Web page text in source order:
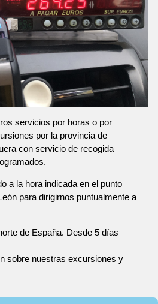
servicios por horas o por
por la provincia de
con servicio de recogida
a la hora indicada en el punto
para dirigirnos puntualmente a
de España. Desde 5 días
sobre nuestras excursiones y